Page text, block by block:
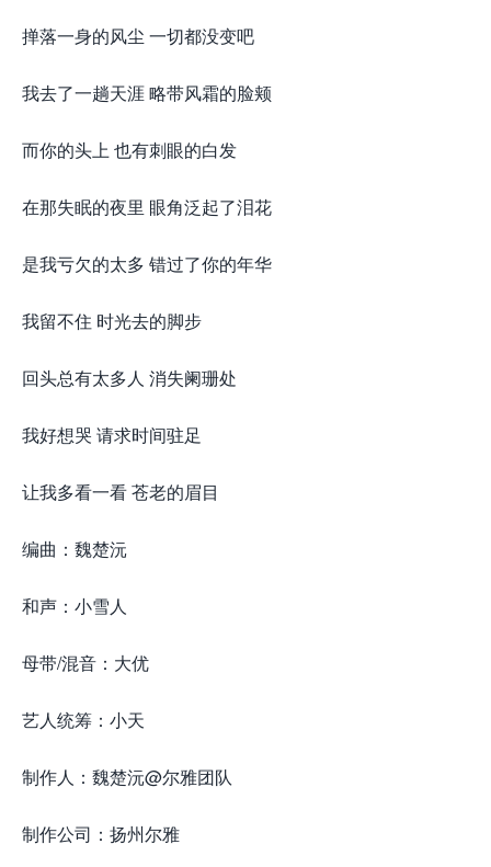
掸落一身的风尘 一切都没变吧
我去了一趟天涯 略带风霜的脸颊
而你的头上 也有刺眼的白发
在那失眠的夜里 眼角泛起了泪花
是我亏欠的太多 错过了你的年华
我留不住 时光去的脚步
回头总有太多人 消失阑珊处
我好想哭 请求时间驻足
让我多看一看 苍老的眉目
编曲：魏楚沅
和声：小雪人
母带/混音：大优
艺人统筹：小天
制作人：魏楚沅@尔雅团队
制作公司：扬州尔雅